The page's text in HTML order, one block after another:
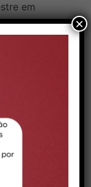
em
o evento
(CRO-
O
não
em
×